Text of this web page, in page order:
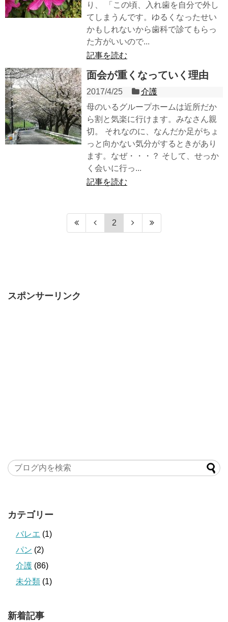
り、 「この頃、入れ歯を自分で外し
てしまうんです。ゆるくなったせい
かもしれないから歯科で診てもらっ
た方がいいので...
記事を読む
面会が重くなっていく理由
2017/4/25
介護
母のいるグループホームは近所だか
ら割と気楽に行けます。みなさん親
切。 それなのに、なんだか足がちょ
っと向かない気分がするときがあり
ます。なぜ・・・？ そして、せっか
く会いに行っ...
記事を読む
2
スポンサーリンク
カテゴリー
バレエ (1)
パン (2)
介護 (86)
未分類 (1)
新着記事